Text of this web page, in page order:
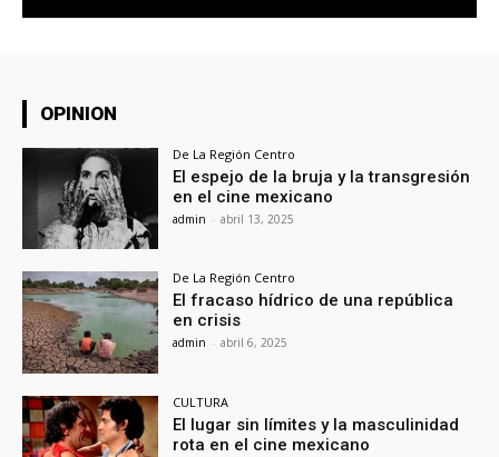
OPINION
De La Región Centro
El espejo de la bruja y la transgresión
en el cine mexicano
admin - abril 13, 2025
De La Región Centro
El fracaso hídrico de una república
en crisis
admin - abril 6, 2025
CULTURA
El lugar sin límites y la masculinidad
rota en el cine mexicano